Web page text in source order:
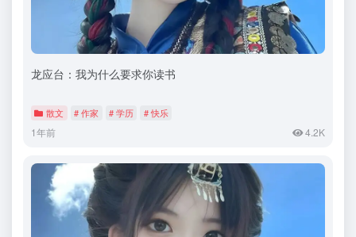
龙应台：我为什么要求你读书
散文 # 作家 # 学历 # 快乐
1年前 4.2K